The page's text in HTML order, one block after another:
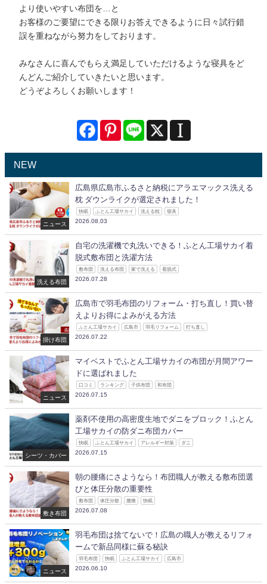
より使いやすい布団を…と
お客様のご要望にできる限りお答えできるように日々試行錯
誤を重ねながら努力をしております。
みなさんに喜んでもらえ満足していただけるような寝具をど
んどんご紹介していきたいと思います。
どうぞよろしくお願いします！
NEW
ニュース
広島県広島市ふるさと納税にアラエマックス洗える
枕 ダウンライクが選定されました！
快眠 ふとん工場サカイ 洗える枕 寝具
2026.08.03
洗える布団
自宅の洗濯機で丸洗いできる！ふとん工場サカイ着
脱式敷布団と洗濯方法
敷布団 洗える布団 家で洗える 着脱式
2026.07.28
掛け布団
広島市で羽毛布団のリフォーム・打ち直し！買い替
えよりお得によみがえる方法
ふとん工場サカイ 広島市 羽毛リフォーム 打ち直し
2026.07.22
ニュース
マイベストでふとん工場サカイの布団が月間アワー
ドに選ばれました
口コミ ランキング 子供布団 和布団
2026.07.15
シーツ・カバー
薬剤不使用の高密度生地でダニをブロック！ふとん
工場サカイの防ダニ布団カバー
快眠 ふとん工場サカイ アレルギー対策 ダニ
2026.07.15
敷き布団
朝の腰痛にさようなら！布団職人が教える敷布団選
びと体圧分散の重要性
敷布団 体圧分散 腰痛 快眠
2026.07.08
ニュース
羽毛布団は捨てないで！広島の職人が教えるリフォ
ームで新品同様に蘇る秘訣
羽毛布団 快眠 ふとん工場サカイ 広島市
2026.06.10